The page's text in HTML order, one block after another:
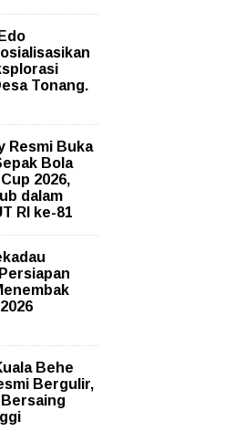
Tonang.
Resmi Buka
Bola
2026,
dalam
RI ke-81
Behe
Bergulir,